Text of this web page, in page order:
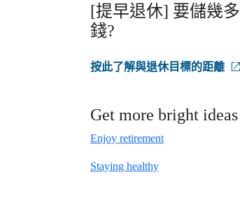
[提早退休] 要儲幾多
錢?
按此了解與退休目標的距離
Get more bright ideas
Enjoy retirement
Staying healthy